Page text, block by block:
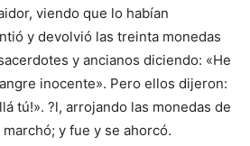
viendo que lo habían
y devolvió las treinta monedas
y ancianos diciendo: «He
inocente». Pero ellos dijeron:
tú!». ?l, arrojando las monedas de
y fue y se ahorcó.